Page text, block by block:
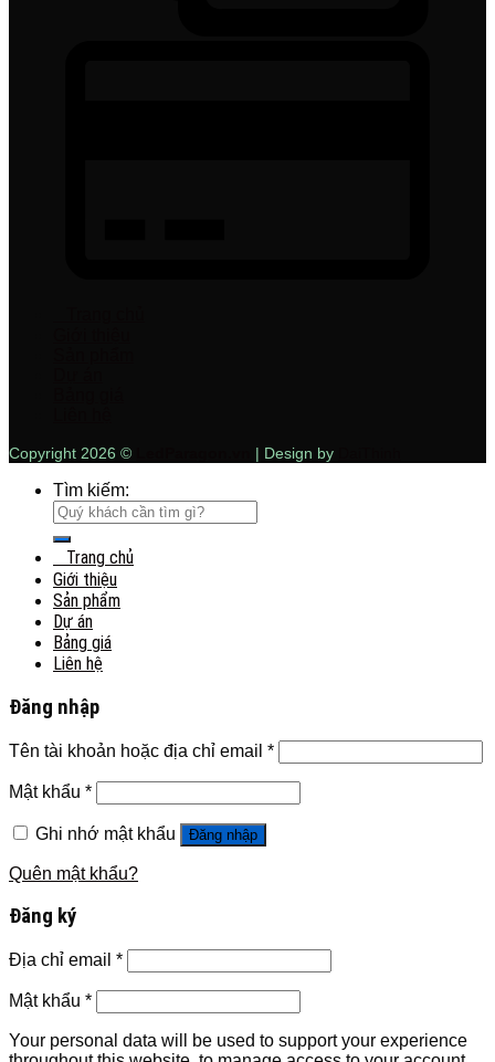
Copyright 2026 © | Design by
Tìm kiếm:
Trang chủ
Giới thiệu
Sản phẩm
Dự án
Bảng giá
Liên hệ
Đăng nhập
Tên tài khoản hoặc địa chỉ email *
Mật khẩu *
Ghi nhớ mật khẩu Đăng nhập
Quên mật khẩu?
Đăng ký
Địa chỉ email *
Mật khẩu *
Your personal data will be used to support your experience